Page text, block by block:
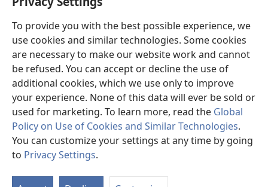
To provide you with the best possible experience, we
use cookies and similar technologies. Some cookies
are necessary to make our website work and cannot
be refused. You can accept or decline the use of
additional cookies, which we use only to improve
your experience. None of this data will ever be sold or
used for marketing. To learn more, read the Global
Policy on Use of Cookies and Similar Technologies.
You can customize your settings at any time by going
to Privacy Settings.
(opens
window)JW Hub
(opens
new
window)JW Library
Watchtower Library ®
Copyright© 2026 Watch Tower Bible and Tract Society of Pennsylvania.
ÀDÉHÙN LÍLO ÌKÀNNÌ